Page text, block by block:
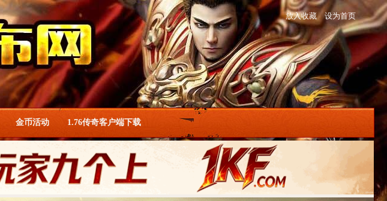
放入收藏 设为首页
金币活动 1.76传奇客户端下载